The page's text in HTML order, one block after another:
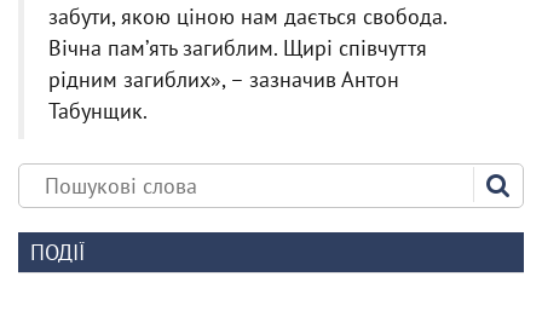
забути, якою ціною нам дається свобода.
Вічна памʼять загиблим. Щирі співчуття
рідним загиблих», – зазначив Антон
Табунщик.
ПОДІЇ